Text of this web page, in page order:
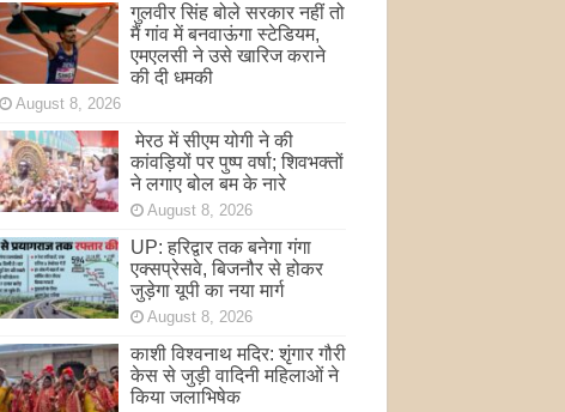
गुलवीर सिंह बोले सरकार नहीं तो
मैं गांव में बनवाऊंगा स्टेडियम,
एमएलसी ने उसे खारिज कराने
की दी धमकी
August 8, 2026
मेरठ में सीएम योगी ने की
कांवड़ियों पर पुष्प वर्षा; शिवभक्तों
ने लगाए बोल बम के नारे
August 8, 2026
UP: हरिद्वार तक बनेगा गंगा
एक्सप्रेसवे, बिजनौर से होकर
जुड़ेगा यूपी का नया मार्ग
August 8, 2026
काशी विश्वनाथ मदिर: शृंगार गौरी
केस से जुड़ी वादिनी महिलाओं ने
किया जलाभिषेक